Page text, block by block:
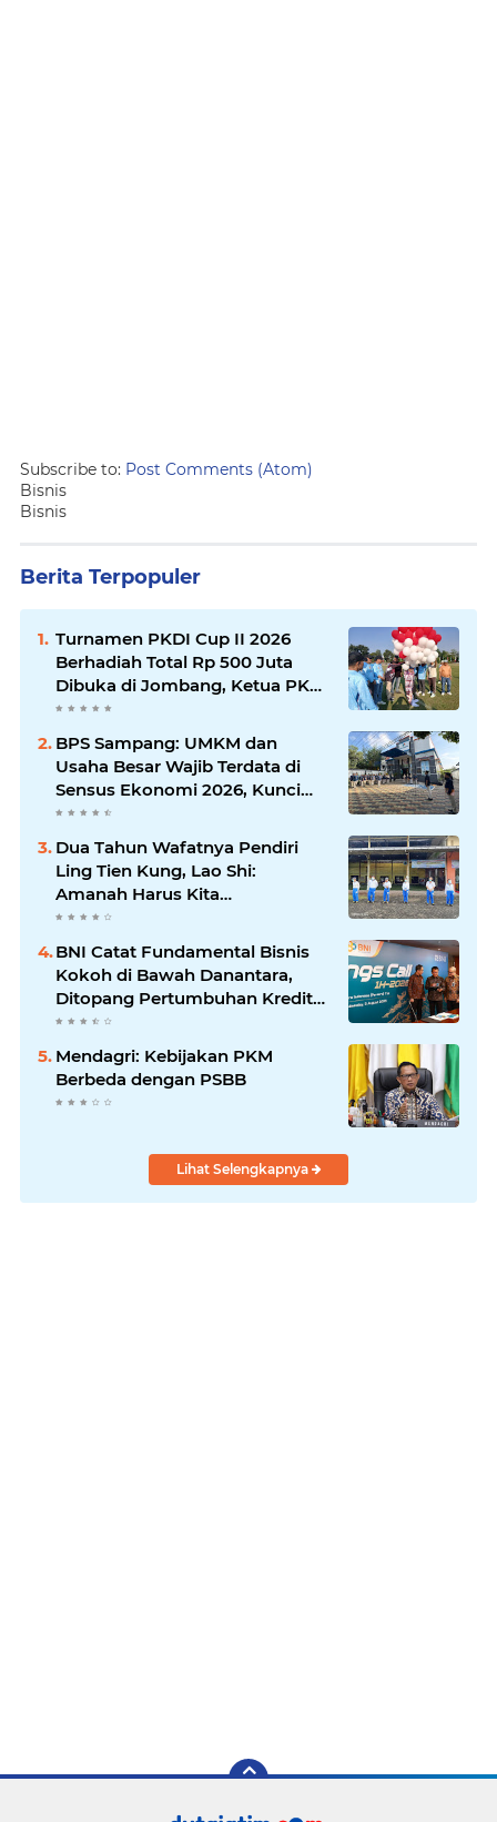
Subscribe to: Post Comments (Atom)
Bisnis
Bisnis
Berita Terpopuler
Turnamen PKDI Cup II 2026
Berhadiah Total Rp 500 Juta
Dibuka di Jombang, Ketua PKDI
Jatim Syaifullah Mahdi: Ajang
Komunikasi Antar-Kades untuk
Memajukan Desa
BPS Sampang: UMKM dan
Usaha Besar Wajib Terdata di
Sensus Ekonomi 2026, Kunci
Kebijakan Tepat Sasaran
Dua Tahun Wafatnya Pendiri
Ling Tien Kung, Lao Shi:
Amanah Harus Kita
Laksanakan!
BNI Catat Fundamental Bisnis
Kokoh di Bawah Danantara,
Ditopang Pertumbuhan Kredit
dan Kualitas Aset
Mendagri: Kebijakan PKM
Berbeda dengan PSBB
Lihat Selengkapnya